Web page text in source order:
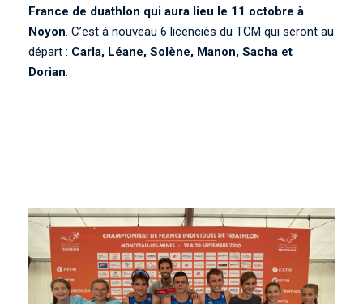
France de duathlon qui aura lieu le 11 octobre à
Noyon. C’est à nouveau 6 licenciés du TCM qui seront au
départ : Carla, Léane, Solène, Manon, Sacha et
Dorian.